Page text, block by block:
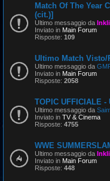
Match Of The Year
(cit.)]
Ultimo messaggio da
Inviato in Main Forum
Risposte: 109
Ultimo Match
Ultimo messaggio da
Inviato in Main Forum
Risposte: 2058
TOPIC UFFICIALE
Ultimo messaggio da
Inviato in TV & Cinema
Risposte: 4755
WWE
Ultimo messaggio da
Inviato in Main Forum
Risposte: 448